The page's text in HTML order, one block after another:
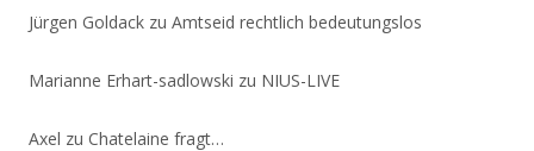
Jürgen Goldack zu Amtseid rechtlich bedeutungslos
Marianne Erhart-sadlowski zu NIUS-LIVE
Axel zu Chatelaine fragt…